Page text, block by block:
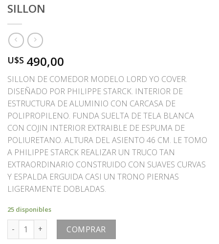
SILLON
U$S 490,00
SILLON DE COMEDOR MODELO LORD YO COVER.
DISEÑADO POR PHILIPPE STARCK. INTERIOR DE
ESTRUCTURA DE ALUMINIO CON CARCASA DE
POLIPROPILENO. FUNDA SUELTA DE TELA BLANCA
CON COJIN INTERIOR EXTRAIBLE DE ESPUMA DE
POLIURETANO. ALTURA DEL ASIENTO 46 CM. LE TOMO
A PHILIPPE STARCK REALIZAR UN TRUCO TAN
EXTRAORDINARIO CONSTRUIDO CON SUAVES CURVAS
Y ESPALDA ERGUIDA CASI UN TRONO PIERNAS
LIGERAMENTE DOBLADAS.
25 disponibles
SILLON cantidad COMPRAR